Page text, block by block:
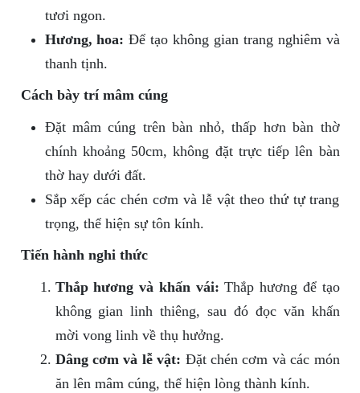
tươi ngon.
Hương, hoa: Để tạo không gian trang nghiêm và
thanh tịnh.
Cách bày trí mâm cúng
Đặt mâm cúng trên bàn nhỏ, thấp hơn bàn thờ
chính khoảng 50cm, không đặt trực tiếp lên bàn
thờ hay dưới đất.
Sắp xếp các chén cơm và lễ vật theo thứ tự trang
trọng, thể hiện sự tôn kính.
Tiến hành nghi thức
Thắp hương và khấn vái: Thắp hương để tạo
không gian linh thiêng, sau đó đọc văn khấn
mời vong linh về thụ hưởng.
Dâng cơm và lễ vật: Đặt chén cơm và các món
ăn lên mâm cúng, thể hiện lòng thành kính.